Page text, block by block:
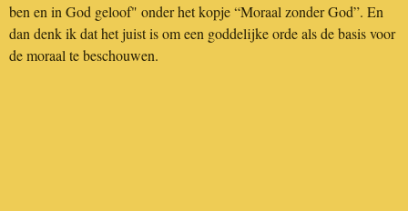
ben en in God geloof" onder het kopje “Moraal zonder God”. En
dan denk ik dat het juist is om een goddelijke orde als de basis voor
de moraal te beschouwen.